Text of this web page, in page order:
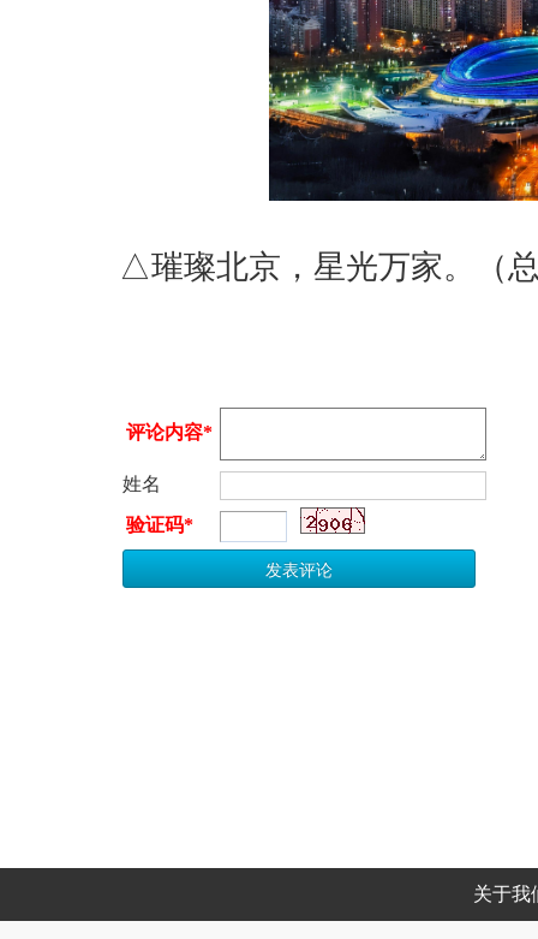
△璀璨北京，星光万家。（
评论内容*
姓名
验证码*
关于我